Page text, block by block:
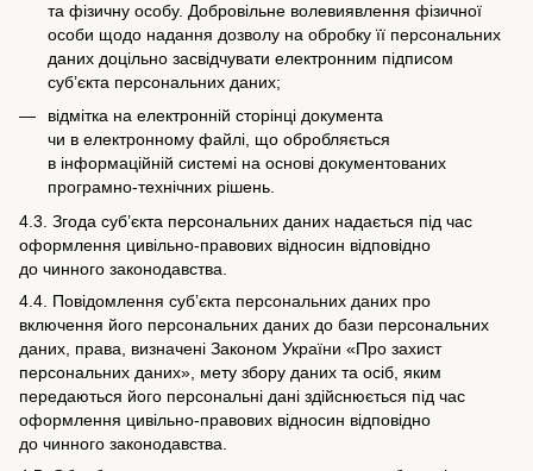
та фізичну особу. Добровільне волевиявлення фізичної
особи щодо надання дозволу на обробку її персональних
даних доцільно засвідчувати електронним підписом
суб’єкта персональних даних;
відмітка на електронній сторінці документа
чи в електронному файлі, що обробляється
в інформаційній системі на основі документованих
програмно-технічних рішень.
4.3. Згода суб’єкта персональних даних надається під час
оформлення цивільно-правових відносин відповідно
до чинного законодавства.
4.4. Повідомлення суб’єкта персональних даних про
включення його персональних даних до бази персональних
даних, права, визначені Законом України «Про захист
персональних даних», мету збору даних та осіб, яким
передаються його персональні дані здійснюється під час
оформлення цивільно-правових відносин відповідно
до чинного законодавства.